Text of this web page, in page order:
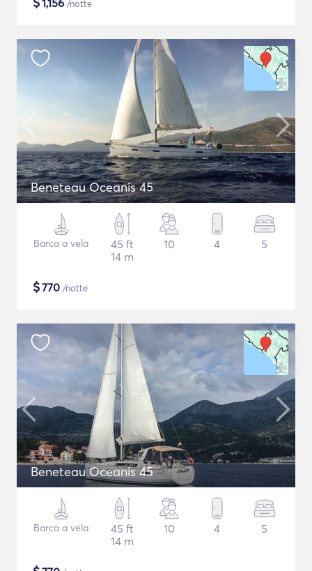
1,156 /notte
Beneteau Oceanis 45
Barca a vela
45 ft
14 m
10 4 5
$770 /notte
Beneteau Oceanis 45
Barca a vela
45 ft
14 m
10 4 5